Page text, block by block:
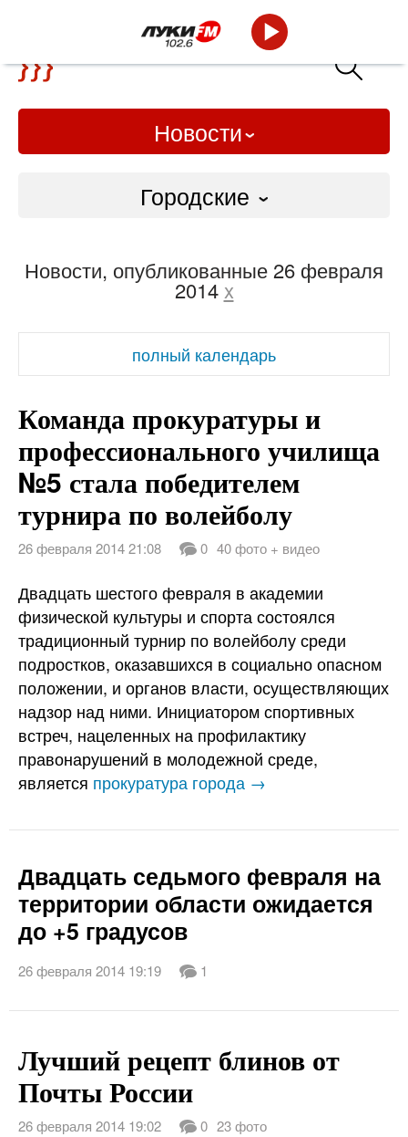
Новости
Городские
Слово Дело
Народные
ВТРК
Новости, опубликованные 26 февраля
2014 x
полный календарь
Команда прокуратуры и
профессионального училища
№5 стала победителем
турнира по волейболу
26 февраля 2014 21:08 0 40 фото + видео
Двадцать шестого февраля в академии
физической культуры и спорта состоялся
традиционный турнир по волейболу среди
подростков, оказавшихся в социально опасном
положении, и органов власти, осуществляющих
надзор над ними. Инициатором спортивных
встреч, нацеленных на профилактику
правонарушений в молодежной среде,
является прокуратура города →
Двадцать седьмого февраля на
территории области ожидается
до +5 градусов
26 февраля 2014 19:19 1
Лучший рецепт блинов от
Почты России
26 февраля 2014 19:02 0 23 фото